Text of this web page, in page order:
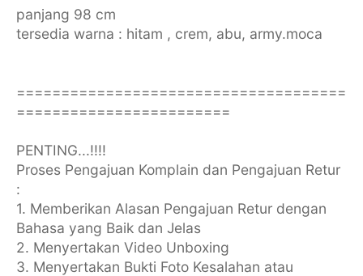
panjang 98 cm
tersedia warna : hitam , crem, abu, army.moca
=====================================
========================
PENTING...!!!!
Proses Pengajuan Komplain dan Pengajuan Retur
:
1. Memberikan Alasan Pengajuan Retur dengan
Bahasa yang Baik dan Jelas
2. Menyertakan Video Unboxing
3. Menyertakan Bukti Foto Kesalahan atau